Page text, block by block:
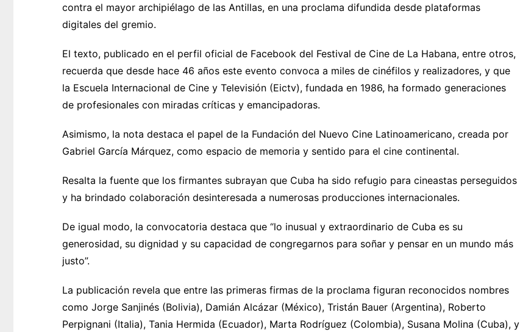
contra el mayor archipiélago de las Antillas, en una proclama difundida desde plataformas
digitales del gremio.
El texto, publicado en el perfil oficial de Facebook del Festival de Cine de La Habana, entre otros,
recuerda que desde hace 46 años este evento convoca a miles de cinéfilos y realizadores, y que
la Escuela Internacional de Cine y Televisión (Eictv), fundada en 1986, ha formado generaciones
de profesionales con miradas críticas y emancipadoras.
Asimismo, la nota destaca el papel de la Fundación del Nuevo Cine Latinoamericano, creada por
Gabriel García Márquez, como espacio de memoria y sentido para el cine continental.
Resalta la fuente que los firmantes subrayan que Cuba ha sido refugio para cineastas perseguidos
y ha brindado colaboración desinteresada a numerosas producciones internacionales.
De igual modo, la convocatoria destaca que “lo inusual y extraordinario de Cuba es su
generosidad, su dignidad y su capacidad de congregarnos para soñar y pensar en un mundo más
justo”.
La publicación revela que entre las primeras firmas de la proclama figuran reconocidos nombres
como Jorge Sanjinés (Bolivia), Damián Alcázar (México), Tristán Bauer (Argentina), Roberto
Perpignani (Italia), Tania Hermida (Ecuador), Marta Rodríguez (Colombia), Susana Molina (Cuba), y